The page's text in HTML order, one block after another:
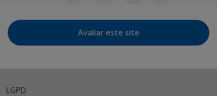
Avaliar este site
LGPD